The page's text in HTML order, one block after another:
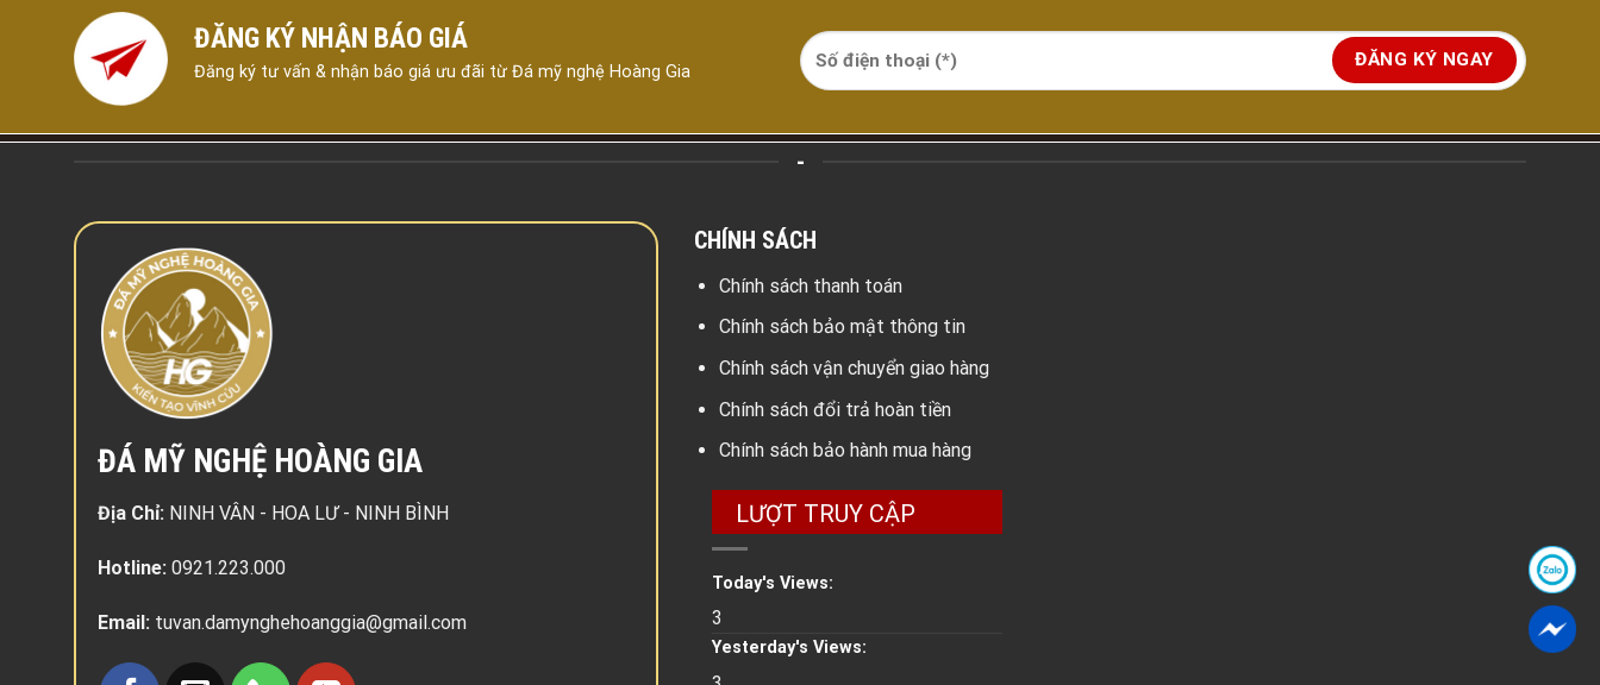
ĐĂNG KÝ NHẬN BÁO GIÁ
Đăng ký tư vấn & nhận báo giá ưu đãi từ Đá mỹ nghệ Hoàng Gia
-
ĐÁ MỸ NGHỆ HOÀNG GIA
Địa Chỉ: NINH VÂN - HOA LƯ - NINH BÌNH
Hotline: 0921.223.000
Email: tuvan.damynghehoanggia@gmail.com
CHÍNH SÁCH
Chính sách thanh toán
Chính sách bảo mật thông tin
Chính sách vận chuyển giao hàng
Chính sách đổi trả hoàn tiền
Chính sách bảo hành mua hàng
LƯỢT TRUY CẬP
Today's Views:
3
Yesterday's Views: